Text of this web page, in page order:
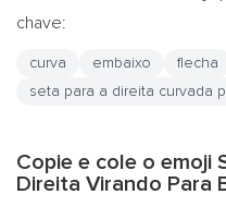
chave:
curva embaixo flecha
seta para a direita curvada
Copie e cole o emoji
Direita Virando Para